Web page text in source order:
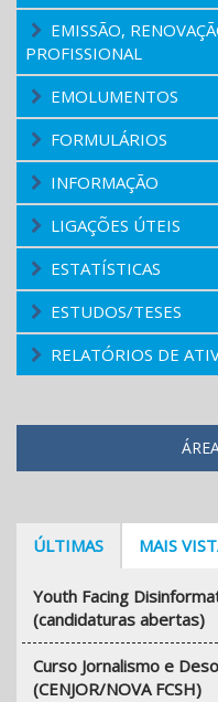
EMISSÃO,
PROFISSIONAL
EMOLUMENTOS
FORMULÁRIOS
INFORMAÇÃO
LIGAÇÕES ÚTEIS
ESTATÍSTICAS
ESTUDOS/TESES
RELATÓRIOS DE
ÚLTIMAS MAIS
Youth Facing
(candidaturas abertas)
Curso Jornalismo e
(CENJOR/NOVA FCSH)